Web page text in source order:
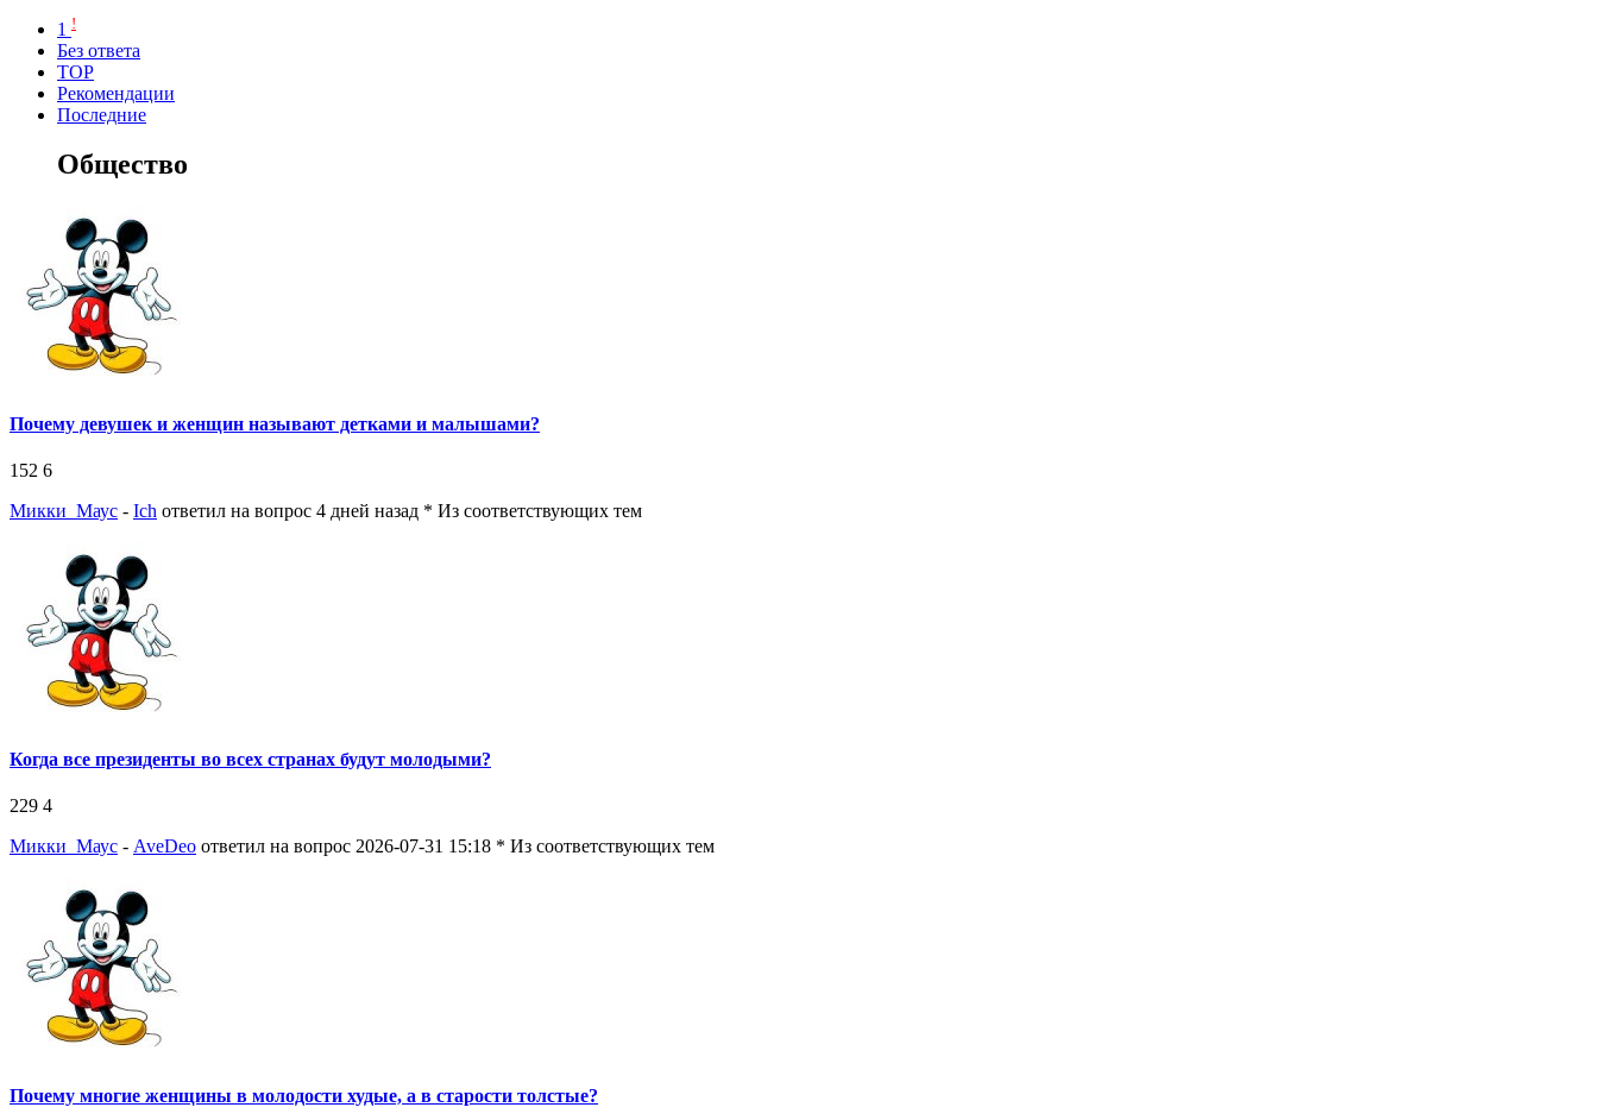
1 !
Без ответа
TOP
Рекомендации
Последние
Общество
Почему девушек и женщин называют детками и малышами?
152 6
Микки_Маус - Ich ответил на вопрос 4 дней назад * Из соответствующих тем
Когда все президенты во всех странах будут молодыми?
229 4
Микки_Маус - AveDeo ответил на вопрос 2026-07-31 15:18 * Из соответствующих тем
Почему многие женщины в молодости худые, а в старости толстые?